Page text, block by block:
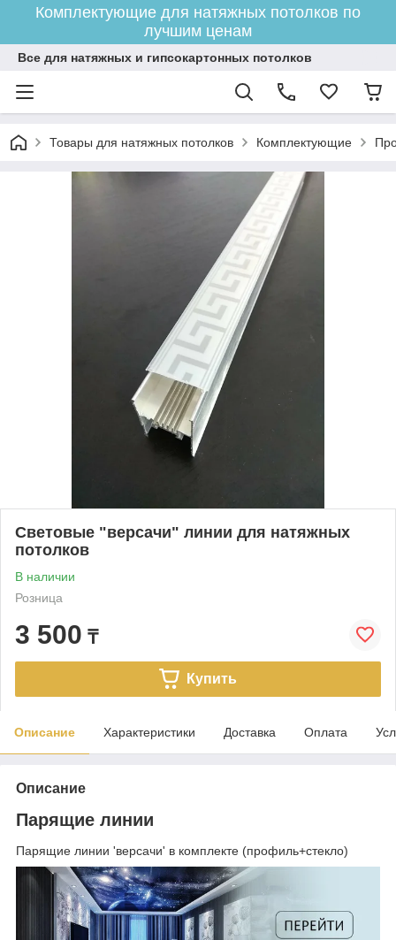
Комплектующие для натяжных потолков по
лучшим ценам
Все для натяжных и гипсокартонных потолков
Товары для натяжных потолков Комплектующие
Световые "версачи" линии для натяжных
потолков
В наличии
Розница
3 500 ₸
Купить
Описание Характеристики Доставка Оплата
Описание
Парящие линии
Парящие линии 'версачи' в комплекте (профиль+стекло)